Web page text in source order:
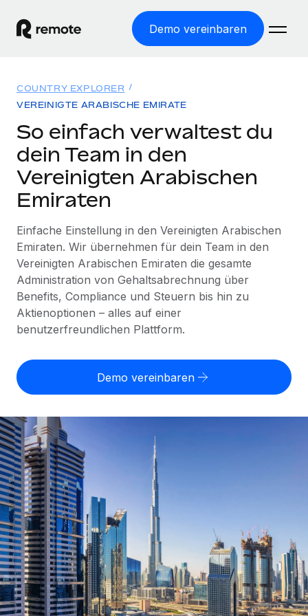
Demo vereinbaren
Produkte
WELTWEITE BESCHÄFTIGUNG
Globale Payroll
Einfache, rechtssicher Payroll
Employer of Record
Weltweites Wachstum ohne Kosten für Niederlassungen
Contractor of Record
Rechtssichere, weltweite Arbeit mit Freelancer:innen
Contractor Management
Globales Onboarding und Verwalten von
Freelancer:innen
PEO
Auslagern von komplexen HR-Aufgaben
INFRASTRUKTUR
Remote Embedded
Nahtlose Integration der HR in bestehende Abläufe
Plattform
Integrierte HR-Kernfunktionen für dein Team
Verknüpfen
Neu
Verknüpfung beliebiger KI-Tools mit Remote über unser
MCP
Integrationen
Prozessoptimierung mit unverzichtbaren Business-
Lösungen
WELTWEITE ABDECKUNG
Country Explorer
Explorer für US-Bundesstaaten
Einfache Einstellung in allen US-Bundesstaaten
Remote im Vergleich
Vergleiche mit unseren Mitbewerbern
Agile HR- und Payroll-Lösungen für wachsende
Mittelstand
Maßgeschneiderte HR-Lösungen, um Teams zu
vergrößern
Enterprise
Globale HR für Konzerne und Großunternehmen
PARTNER WERDEN
Strategische Technologiepartner
Flexible Einbettung von Global-HR-Funktionen in deine
Plattform
Ressourcen
TOOLS UND RECHNER
Scheinselbstständigkeitsrisiko berechnen
Länderspezifische Einschätzung des
Scheinselbstständigkeitsrisikos
Personalkostenrechner
Länderspezifische Berechnung der
Gesamtbeschäftigungskosten
Abwicklungsfristen für globale Freelancer:innen
LERNEN MIT REMOTE
Forschung und Leitfäden
Fallstudien
HR-Glossar
Checklisten und Vorlagen
Bibliothek für Stellenbeschreibungen
Webinare
Preise
Deutsch
English
Nederlands
Français
Español
Italiano
Português (Portugal)
日本語
한국어
中文（简体）
Anmelden
COUNTRY EXPLORER
VEREINIGTE ARABISCHE EMIRATE
So einfach verwaltest du
dein Team in den
Vereinigten Arabischen
Emiraten
Einfache Einstellung in den Vereinigten Arabischen
Emiraten. Wir übernehmen für dein Team in den
Vereinigten Arabischen Emiraten die gesamte
Administration von Gehaltsabrechnung über
Benefits, Compliance und Steuern bis hin zu
Aktienoptionen – alles auf einer
benutzerfreundlichen Plattform.
Demo vereinbaren